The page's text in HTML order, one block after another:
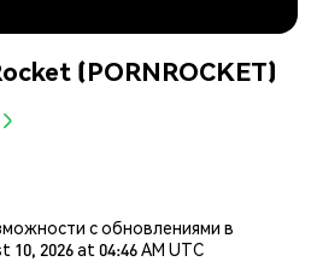
(PORNROCKET)
с обновлениями в
2026 at 04:46 AM UTC